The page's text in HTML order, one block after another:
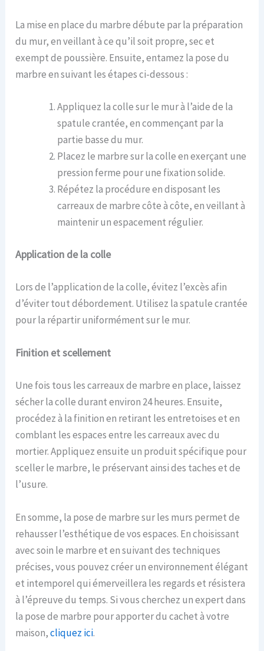
La mise en place du marbre débute par la préparation
du mur, en veillant à ce qu’il soit propre, sec et
exempt de poussière. Ensuite, entamez la pose du
marbre en suivant les étapes ci-dessous :
Appliquez la colle sur le mur à l’aide de la
spatule crantée, en commençant par la
partie basse du mur.
Placez le marbre sur la colle en exerçant une
pression ferme pour une fixation solide.
Répétez la procédure en disposant les
carreaux de marbre côte à côte, en veillant à
maintenir un espacement régulier.
Application de la colle
Lors de l’application de la colle, évitez l’excès afin
d’éviter tout débordement. Utilisez la spatule crantée
pour la répartir uniformément sur le mur.
Finition et scellement
Une fois tous les carreaux de marbre en place, laissez
sécher la colle durant environ 24 heures. Ensuite,
procédez à la finition en retirant les entretoises et en
comblant les espaces entre les carreaux avec du
mortier. Appliquez ensuite un produit spécifique pour
sceller le marbre, le préservant ainsi des taches et de
l’usure.
En somme, la pose de marbre sur les murs permet de
rehausser l’esthétique de vos espaces. En choisissant
avec soin le marbre et en suivant des techniques
précises, vous pouvez créer un environnement élégant
et intemporel qui émerveillera les regards et résistera
à l’épreuve du temps. Si vous cherchez un expert dans
la pose de marbre pour apporter du cachet à votre
maison,cliquez ici.